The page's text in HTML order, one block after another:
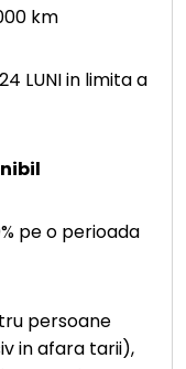
km
LUNI in limita a
pe o perioada
persoane
in afara tarii),